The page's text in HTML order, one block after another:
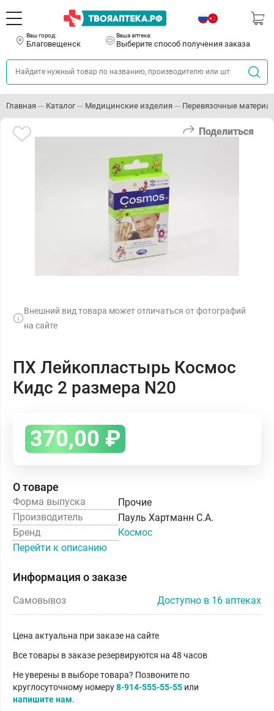
Ваш город:
Благовещенск
Ваша аптека:
Выберите способ получения заказа
Главная Каталог Медицинские изделия Перевязочные
Поделиться
Внешний вид товара может отличаться от фотографий
на сайте
ПХ Лейкопластырь Космос
Кидс 2 размера N20
370,00 ₽
О товаре
Форма выпуска
Прочие
Производитель
Пауль Хартманн С.А.
Бренд
Космос
Перейти к описанию
Информация о заказе
Самовывоз Доступно в 16 аптеках
Цена актуальна при заказе на сайте
Все товары в заказе резервируются на 48 часов
Не уверены в выборе товара? Позвоните по
круглосуточному номеру8-914-555-55-55 или
напишите нам.